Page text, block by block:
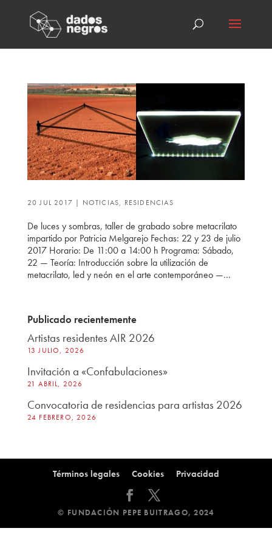
20 JUL 2017 | NOTICIAS, RESIDENCIAS
De luces y sombras, taller de grabado sobre metacrilato
impartido por Patricia Melgarejo Fechas: 22 y 23 de julio
2017 Horario: De 11:00 a 14:00 h Programa: Sábado,
22 — Teoría: Introducción sobre la utilización de
metacrilato, led y neón en el arte contemporáneo —...
Publicado recientemente
Artistas residentes AIR 2026
13 JULIO, 2026
Invitación a «Confabulaciones»
21 ABRIL, 2026
Convocatoria de residencias para artistas 2026
24 FEBRERO, 2026
Términos legales Cookies Privacidad
© FUNDACIÓN PEPE BUITRAGO, 2024